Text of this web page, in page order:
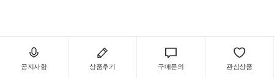
공지사항 상품후기 구매문의 관심상품